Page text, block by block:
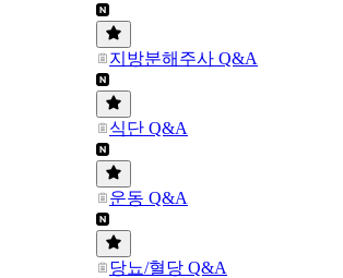
지방분해주사 Q&A
식단 Q&A
운동 Q&A
당뇨/혈당 Q&A